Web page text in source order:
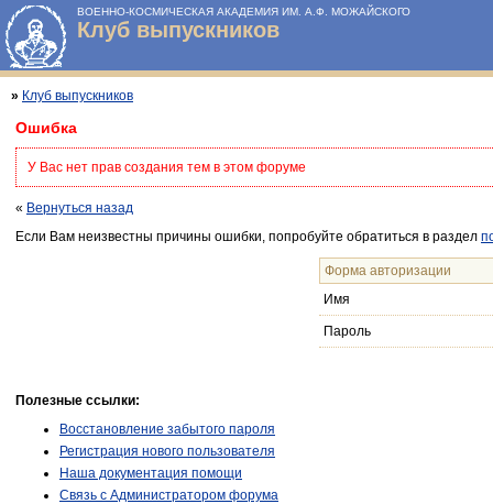
ВОЕННО-КОСМИЧЕСКАЯ АКАДЕМИЯ ИМ. А.Ф. МОЖАЙСКОГО
Клуб выпускников
» Клуб выпускников
Ошибка
У Вас нет прав создания тем в этом форуме
« Вернуться назад
Если Вам неизвестны причины ошибки, попробуйте обратиться в раздел
Форма авторизации
Имя
Пароль
Полезные ссылки:
Восстановление забытого пароля
Регистрация нового пользователя
Наша документация помощи
Связь с Администратором форума